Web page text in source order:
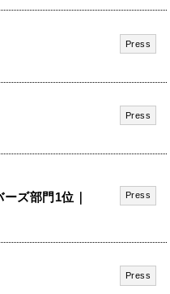
Press
Press
ズ部門1位｜
Press
Press